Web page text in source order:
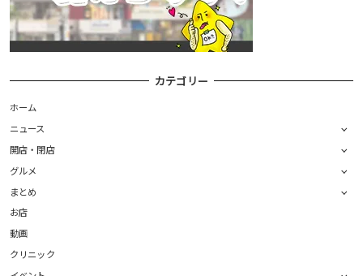
カテゴリー
ホーム
ニュース
開店・閉店
グルメ
まとめ
お店
動画
クリニック